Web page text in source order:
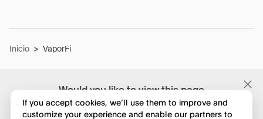
Would you like to view this page
in English?
Inicio > VaporFi
If you accept cookies, we’ll use them to improve and
customize your experience and enable our partners to